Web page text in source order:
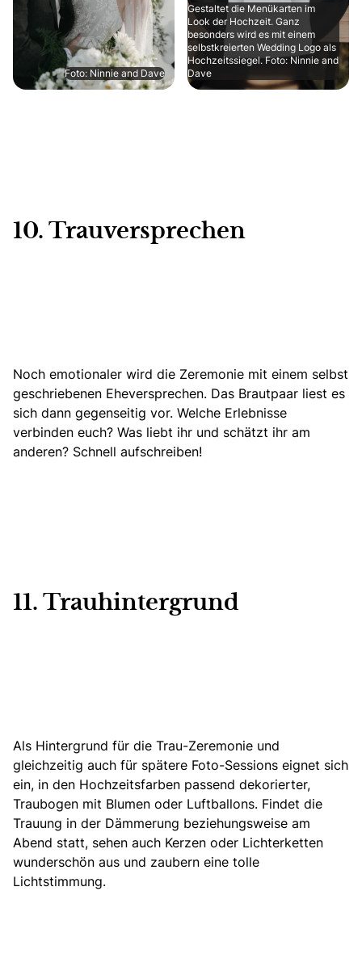
Foto: Ninnie and Dave
Gestaltet die Menükarten im
Look der Hochzeit. Ganz
besonders wird es mit einem
selbstkreierten Wedding Logo als
Hochzeitssiegel. Foto: Ninnie and
Dave
10. Trauversprechen
Noch emotionaler wird die Zeremonie mit einem selbst
geschriebenen Eheversprechen. Das Brautpaar liest es
sich dann gegenseitig vor. Welche Erlebnisse
verbinden euch? Was liebt ihr und schätzt ihr am
anderen? Schnell aufschreiben!
11. Trauhintergrund
Als Hintergrund für die Trau-Zeremonie und
gleichzeitig auch für spätere Foto-Sessions eignet sich
ein, in den Hochzeitsfarben passend dekorierter,
Traubogen mit Blumen oder Luftballons. Findet die
Trauung in der Dämmerung beziehungsweise am
Abend statt, sehen auch Kerzen oder Lichterketten
wunderschön aus und zaubern eine tolle
Lichtstimmung.